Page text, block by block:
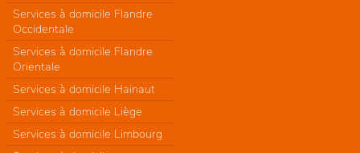
Services à domicile Flandre
Occidentale
Services à domicile Flandre
Orientale
Services à domicile Hainaut
Services à domicile Liège
Services à domicile Limbourg